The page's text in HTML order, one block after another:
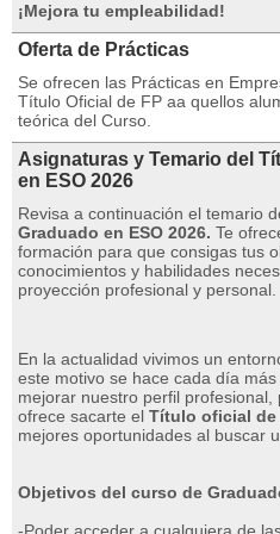
¡Mejora tu empleabilidad!
Oferta de Prácticas
Se ofrecen las Prácticas en
Título Oficial de FP aa quellos
teórica del Curso.
Asignaturas y Temario del
en ESO 2026
Revisa a continuación el temario
Graduado en ESO 2026. Te
formación para que consigas tus
conocimientos y habilidades
proyección profesional y personal.
En la actualidad vivimos un
este motivo se hace cada día
mejorar nuestro perfil
ofrece sacarte el Título oficial de
mejores oportunidades al buscar
Objetivos del curso de